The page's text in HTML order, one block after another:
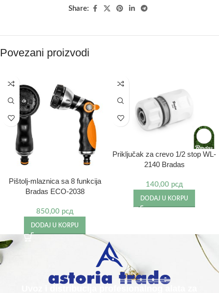
Share:
Povezani proizvodi
Pištolj-mlaznica sa 8 funkcija
Bradas ECO-2038
850,00 рсд
DODAJ U KORPU
Priključak za crevo 1/2 stop WL-
2140 Bradas
140,00 рсд
DODAJ U KORPU